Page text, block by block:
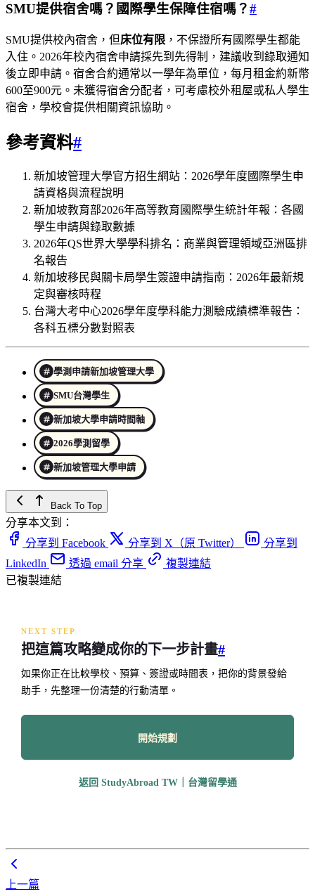
SMU提供宿舍嗎？國際學生保障住宿嗎？#
SMU提供校內宿舍，但床位有限 ，不保證所有國際學生都能
入住。2026年校內宿舍申請採先到先得制，建議收到錄取通知
後立即申請。宿舍合約通常以一學年為單位，每月租金約新幣
600至900元。未獲得宿舍分配者，可考慮校外租屋或私人學生
宿舍，學校會提供相關資訊協助。
參考資料#
新加坡管理大學官方招生網站：2026學年度國際學生申
請資格與流程說明
新加坡教育部2026年高等教育國際學生統計年報：各國
學生申請與錄取數據
2026年QS世界大學學科排名：商業與管理領域亞洲區排
名報告
新加坡移民與關卡局學生簽證申請指南：2026年最新規
定與審核時程
台灣大考中心2026學年度學科能力測驗成績標準報告：
各科五標分數對照表
學測申請新加坡管理大學
SMU台灣學生
新加坡大學申請時間軸
2026學測留學
新加坡管理大學申請
Back To Top
分享本文到：
分享到 Facebook
分享到 X（原 Twitter）
分享到
LinkedIn
透過 email 分享
複製連結
已複製連結
NEXT STEP
把這篇攻略變成你的下一步計畫#
如果你正在比較學校、預算、簽證或時間表，把你的背景發給
助手，先整理一份清楚的行動清單。
開始規劃
返回 StudyAbroad TW｜台灣留學通
上一篇